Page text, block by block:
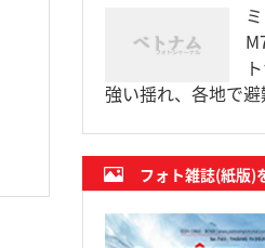
強い揺れ、各地で
フォト雑誌(紙版)